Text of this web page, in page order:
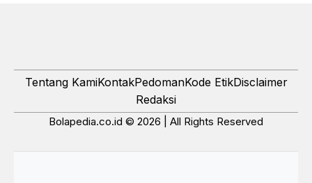
Tentang KamiKontakPedomanKode EtikDisclaimer
Redaksi
Bolapedia.co.id © 2026 | All Rights Reserved